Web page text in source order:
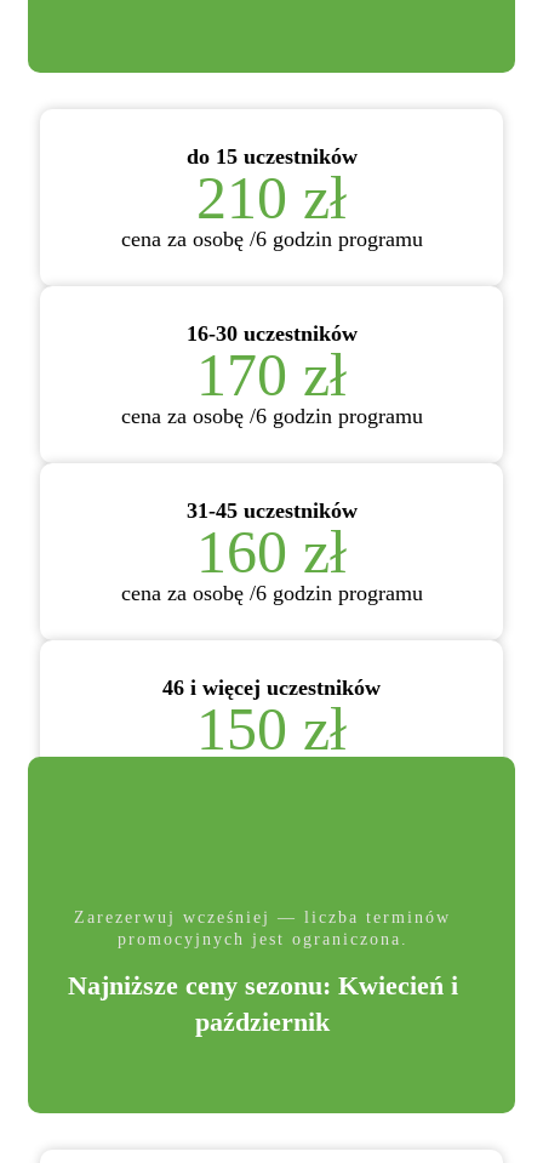
do 15 uczestników
210 zł
cena za osobę /6 godzin programu
16-30 uczestników
170 zł
cena za osobę /6 godzin programu
31-45 uczestników
160 zł
cena za osobę /6 godzin programu
46 i więcej uczestników
150 zł
Zarezerwuj wcześniej — liczba terminów
promocyjnych jest ograniczona.
Najniższe ceny sezonu: Kwiecień i
październik